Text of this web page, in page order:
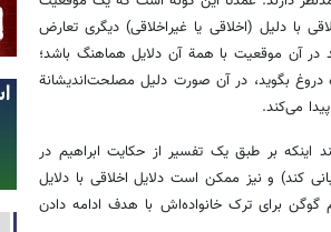
با دلیل (اخلاقی یا غیراخلاقی) دیگری تعارض
در آن موقعیت با همة آن دلایل هماهنگ باشد؛
بگوید، در آن صورت دلیل مصلحت‌اندیشانة
می‌کند.
اینکه بر طبق یک تفسیر از حکایت ابراهیم در
کند) و نیز ممکن است دلایل اخلاقی با دلایل
برای ترک خانواده‌اش با هدف ادامه دادن